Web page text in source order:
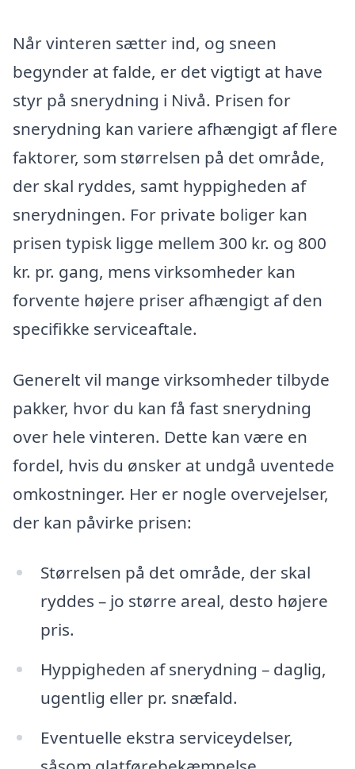
Når vinteren sætter ind, og sneen
begynder at falde, er det vigtigt at have
styr på snerydning i Nivå. Prisen for
snerydning kan variere afhængigt af flere
faktorer, som størrelsen på det område,
der skal ryddes, samt hyppigheden af
snerydningen. For private boliger kan
prisen typisk ligge mellem 300 kr. og 800
kr. pr. gang, mens virksomheder kan
forvente højere priser afhængigt af den
specifikke serviceaftale.
Generelt vil mange virksomheder tilbyde
pakker, hvor du kan få fast snerydning
over hele vinteren. Dette kan være en
fordel, hvis du ønsker at undgå uventede
omkostninger. Her er nogle overvejelser,
der kan påvirke prisen:
Størrelsen på det område, der skal
ryddes – jo større areal, desto højere
pris.
Hyppigheden af snerydning – daglig,
ugentlig eller pr. snæfald.
Eventuelle ekstra serviceydelser,